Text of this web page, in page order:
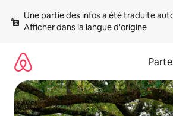
directement
Afficher dans la langue d'origine